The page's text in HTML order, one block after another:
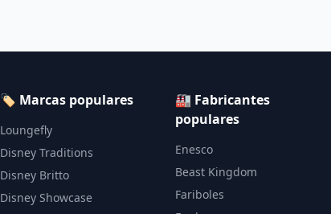
🏷️ Marcas populares
Loungefly
Disney Traditions
Disney Britto
Disney Showcase
🏭 Fabricantes
populares
Enesco
Beast Kingdom
Fariboles